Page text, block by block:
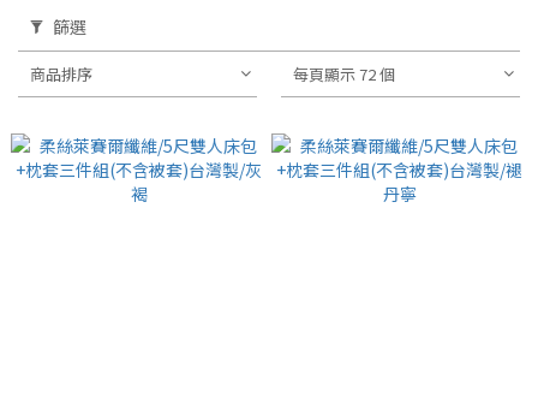
篩選
商品排序 每頁顯示 72 個